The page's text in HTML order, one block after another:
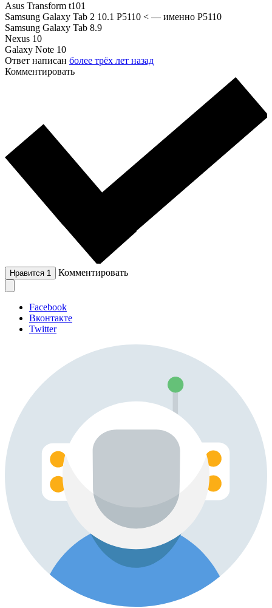
Asus Transform t101
Samsung Galaxy Tab 2 10.1 P5110 < — именно P5110
Samsung Galaxy Tab 8.9
Nexus 10
Galaxy Note 10
Ответ написан более трёх лет назад
Комментировать
Нравится 1 Комментировать
Facebook
Вконтакте
Twitter